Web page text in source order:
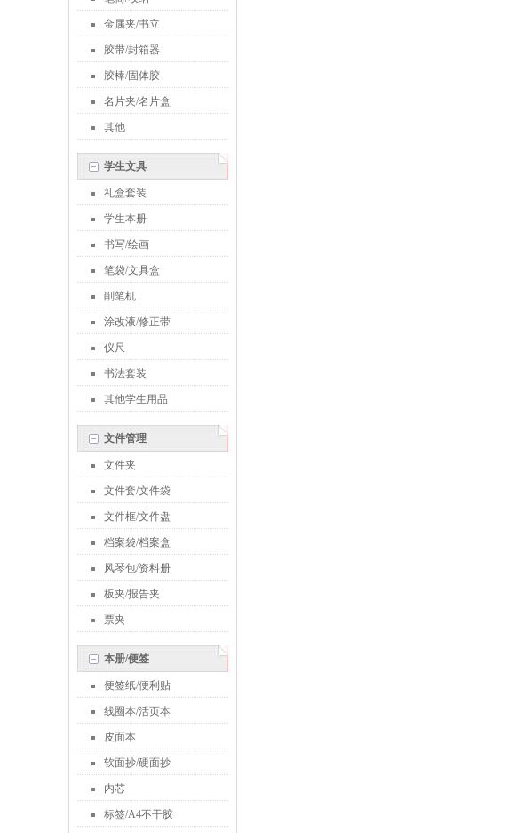
金属夹/书立
胶带/封箱器
胶棒/固体胶
名片夹/名片盒
其他
学生文具
礼盒套装
学生本册
书写/绘画
笔袋/文具盒
削笔机
涂改液/修正带
仪尺
书法套装
其他学生用品
文件管理
文件夹
文件套/文件袋
文件框/文件盘
档案袋/档案盒
风琴包/资料册
板夹/报告夹
票夹
本册/便签
便签纸/便利贴
线圈本/活页本
皮面本
软面抄/硬面抄
内芯
标签/A4不干胶